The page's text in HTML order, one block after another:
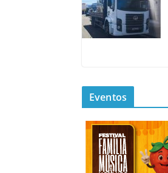
Eventos